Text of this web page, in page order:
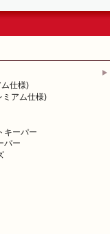
仕様)
ミアム仕様)
キーパー
パー